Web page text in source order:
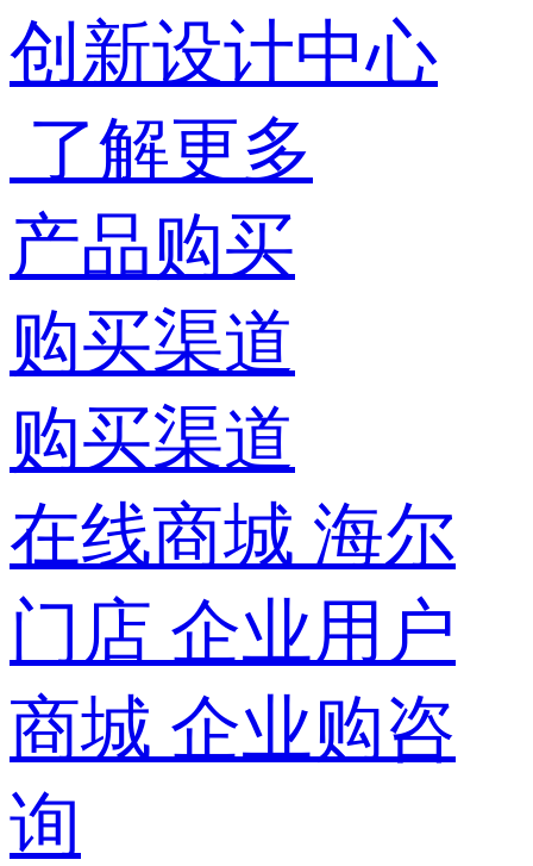
创新设计中心
了解更多
产品购买
购买渠道
购买渠道
在线商城 海尔
门店 企业用户
商城 企业购咨
询